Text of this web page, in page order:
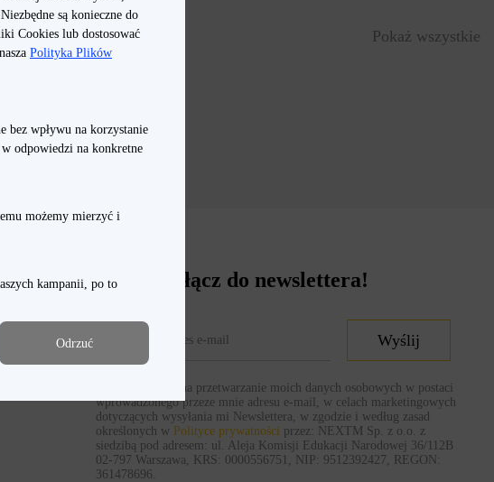
Pokaż wszystkie
Dołącz do newslettera!
Wyślij
Wyrażam zgodę na przetwarzanie moich danych osobowych w postaci
wprowadzonego przeze mnie adresu e-mail, w celach marketingowych
dotyczących wysyłania mi Newslettera, w zgodzie i według zasad
określonych w Polityce prywatności przez: NEXTM Sp. z o.o. z
siedzibą pod adresem: ul. Aleja Komisji Edukacji Narodowej 36/112B
02-797 Warszawa, KRS: 0000556751, NIP: 9512392427, REGON:
361478696.
są konieczne do
Cookies lub dostosować
Polityka Plików
bez wpływu na korzystanie
odpowiedzi na konkretne
możemy mierzyć i
kampanii, po to
Odrzuć